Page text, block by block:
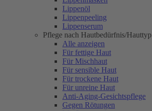
Lippenöl
Lippenpeeling
Lippenserum
Pflege nach Hautbedürfnis/Hauttyp
Alle anzeigen
Für fettige Haut
Für Mischhaut
Für sensible Haut
Für trockene Haut
Für unreine Haut
Anti-Aging-Gesichtspflege
Gegen Rötungen